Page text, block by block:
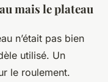
mais le plateau
n’était pas bien
utilisé. Un
le roulement.